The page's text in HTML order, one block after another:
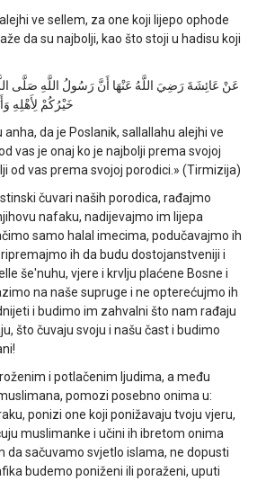
ve sellem, za one koji lijepo ophode
da su najbolji, kao što stoji u hadisu koji
عَنْ عَائِشَةَ رَضِيَ اللَّهُ عَنْهَا أَنَّ رَسُولُ اللَّهِ صَلَّى
خَيْرُكُمْ لِأَهْلِهِ
da je Poslanik, sallallahu alejhi ve
vas je onaj ko je najbolji prema svojoj
od vas prema svojoj porodici.» (Tirmizija)
čuvari naših porodica, rađajmo
nafaku, nadijevajmo im lijepa
samo halal imecima, podučavajmo ih
ih da budu dostojanstveniji i
še'nuhu, vjere i krvlju plaćene Bosne i
na naše supruge i ne opterećujmo ih
i budimo im zahvalni što nam rađaju
što čuvaju svoju i našu čast i budimo
i potlačenim ljudima, a među
pomozi posebno onima u:
ponizi one koji ponižavaju tvoju vjeru,
muslimanke i učini ih ibretom onima
da sačuvamo svjetlo islama, ne dopusti
budemo poniženi ili poraženi, uputi